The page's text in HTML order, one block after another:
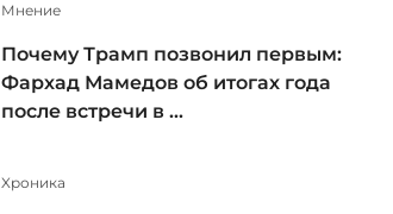
Мнение
Почему Трамп позвонил первым:
Фархад Мамедов об итогах года
после встречи в ...
Xроника